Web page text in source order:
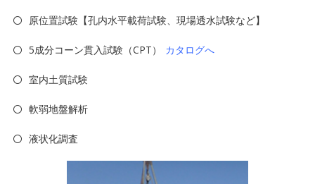
原位置試験【孔内水平載荷試験、現場透水試験など】
5成分コーン貫入試験（CPT） カタログへ
室内土質試験
軟弱地盤解析
液状化調査